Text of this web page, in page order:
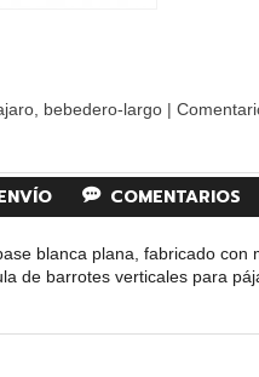
bebedero-largo |
COMENTARIOS
blanca plana, fabricado con
de barrotes verticales para